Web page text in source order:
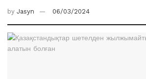
by Jasyn 06/03/2024